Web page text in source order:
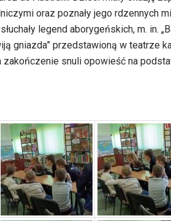
oraz poznały jego rdzennych
legend aborygeńskich, m. in.
gniazda” przedstawioną w teatrze
snuli opowieść na